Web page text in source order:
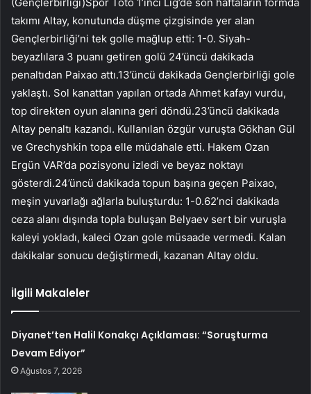
(Gençlerbirliği)Spor Toto 1’inci Lig’de son haftaların formda
takımı Altay, konutunda düşme çizgisinde yer alan
Gençlerbirliği’ni tek golle mağlup etti: 1-0. Siyah-
beyazlılara 3 puanı getiren golü 24’üncü dakikada
penaltıdan Paixao attı.13’üncü dakikada Gençlerbirliği gole
yaklaştı. Sol kanattan yapılan ortada Ahmet kafayı vurdu,
top direkten oyun alanına geri döndü.23’üncü dakikada
Altay penaltı kazandı. Kullanılan özgür vuruşta Gökhan Gül
ve Grechyshkin topa elle müdahale etti. Hakem Ozan
Ergün VAR’da pozisyonu izledi ve beyaz noktayı
gösterdi.24’üncü dakikada topun başına geçen Paixao,
meşin yuvarlağı ağlarla buluşturdu: 1-0.62’nci dakikada
ceza alanı dışında topla buluşan Belyaev sert bir vuruşla
kaleyi yokladı, kaleci Ozan gole müsaade vermedi. Kalan
dakikalar sonucu değiştirmedi, kazanan Altay oldu.
İlgili Makaleler
Diyanet’ten Halil Konakçı Açıklaması: “Soruşturma
Devam Ediyor”
Ağustos 7, 2026